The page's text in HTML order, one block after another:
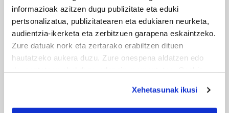
informazioak azitzen dugu publizitate eta eduki
pertsonalizatua, publizitatearen eta edukiaren neurketa,
audientzia-ikerketa eta zerbitzuen garapena eskaintzeko.
Zure datuak nork eta zertarako erabiltzen dituen
hautatzeko aukera duzu. Zure onespena aldatzen edo
If you allow, we would also like to:
Xehetasunak ikusi